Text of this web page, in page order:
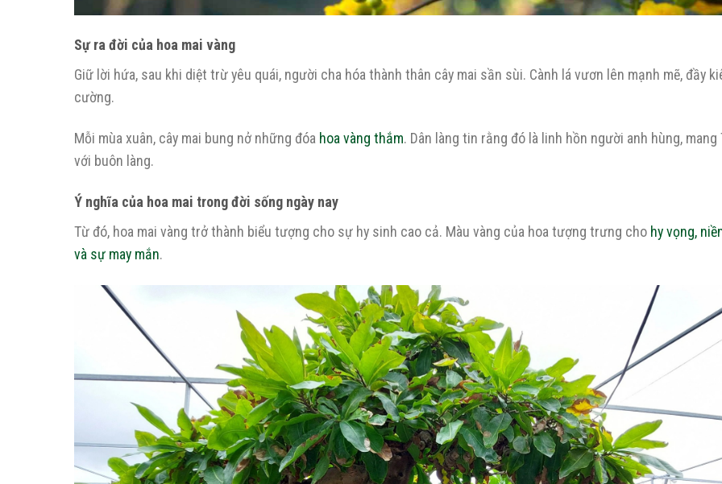
Sự ra đời của hoa mai vàng
Giữ lời hứa, sau khi diệt trừ yêu quái, người cha hóa thành thân cây mai sần sùi. Cành lá vươn lên mạnh mẽ, đầy
cường.
Mỗi mùa xuân, cây mai bung nở những đóa hoa vàng thắm. Dân làng tin rằng đó là linh hồn người anh hùng, mang
với buôn làng.
Ý nghĩa của hoa mai trong đời sống ngày nay
Từ đó, hoa mai vàng trở thành biểu tượng cho sự hy sinh cao cả. Màu vàng của hoa tượng trưng cho hy vọng,
và sự may mắn.